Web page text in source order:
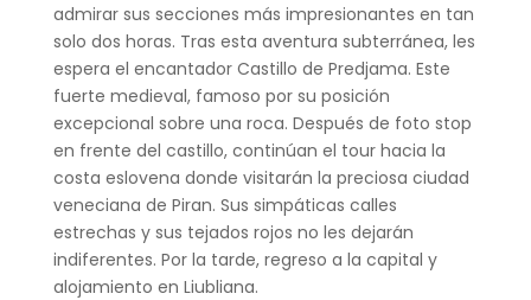
admirar sus secciones más impresionantes en tan
solo dos horas. Tras esta aventura subterránea, les
espera el encantador Castillo de Predjama. Este
fuerte medieval, famoso por su posición
excepcional sobre una roca. Después de foto stop
en frente del castillo, continúan el tour hacia la
costa eslovena donde visitarán la preciosa ciudad
veneciana de Piran. Sus simpáticas calles
estrechas y sus tejados rojos no les dejarán
indiferentes. Por la tarde, regreso a la capital y
alojamiento en Liubliana.